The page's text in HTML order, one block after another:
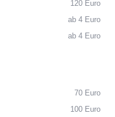
120 Euro
ab 4 Euro
ab 4 Euro
70 Euro
100 Euro